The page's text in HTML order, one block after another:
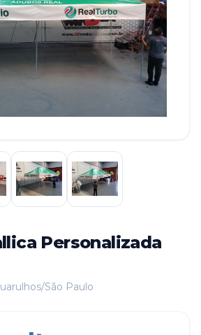
Personalizada
São Paulo